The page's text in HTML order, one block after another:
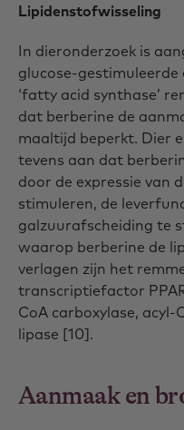
Lipidenstofwisseling
In dieronderzoek is
glucose-gestimuleerde
‘fatty acid synthase’
dat berberine de
maaltijd beperkt. Dier
tevens aan dat
door de expressie van
stimuleren, de
galzuurafscheiding te
waarop berberine de
verlagen zijn het
transcriptiefactor
CoA carboxylase,
lipase [10].
Aanmaak en